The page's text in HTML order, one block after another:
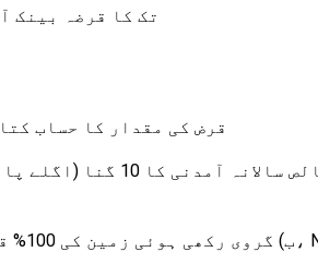
تک کا قرضہ بینک
قرض کی مقدار کا حساب
ب) گروی رکھی ہوئی زمین کی 100% قیمت